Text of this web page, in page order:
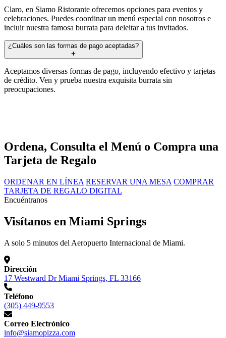
Claro, en Siamo Ristorante ofrecemos opciones para eventos y
celebraciones. Puedes coordinar un menú especial con nosotros e
incluir nuestra famosa burrata para deleitar a tus invitados.
¿Cuáles son las formas de pago aceptadas?
Aceptamos diversas formas de pago, incluyendo efectivo y tarjetas
de crédito. Ven y prueba nuestra exquisita burrata sin
preocupaciones.
Ordena, Consulta el Menú o Compra una
Tarjeta de Regalo
ORDENAR EN LÍNEA RESERVAR UNA MESA COMPRAR
TARJETA DE REGALO DIGITAL
Encuéntranos
Visítanos en Miami Springs
A solo 5 minutos del Aeropuerto Internacional de Miami.
Dirección
17 Westward Dr Miami Springs, FL 33166
Teléfono
(305) 449-9553
Correo Electrónico
info@siamopizza.com